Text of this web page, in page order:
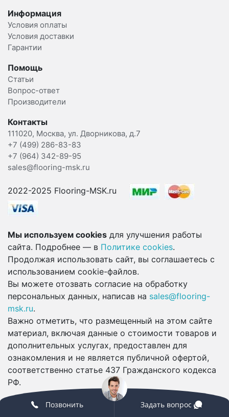
Информация
Условия оплаты
Условия доставки
Гарантии
Помощь
Статьи
Вопрос-ответ
Производители
Контакты
111020, Москва, ул. Дворникова, д.7
+7 (499) 286-83-83
+7 (964) 342-89-95
sales@flooring-msk.ru
2022-2025 Flooring-MSK.ru
Мы используем cookies для улучшения работы
сайта. Подробнее — в Политике cookies.
Продолжая использовать сайт, вы соглашаетесь с
использованием cookie-файлов.
Вы можете отозвать согласие на обработку
персональных данных, написав на sales@flooring-
msk.ru.
Важно отметить, что размещенный на этом сайте
материал, включая данные о стоимости товаров и
дополнительных услугах, предоставлен для
ознакомления и не является публичной офертой,
соответственно статье 437 Гражданского кодекса
РФ.
Позвонить Задать вопрос